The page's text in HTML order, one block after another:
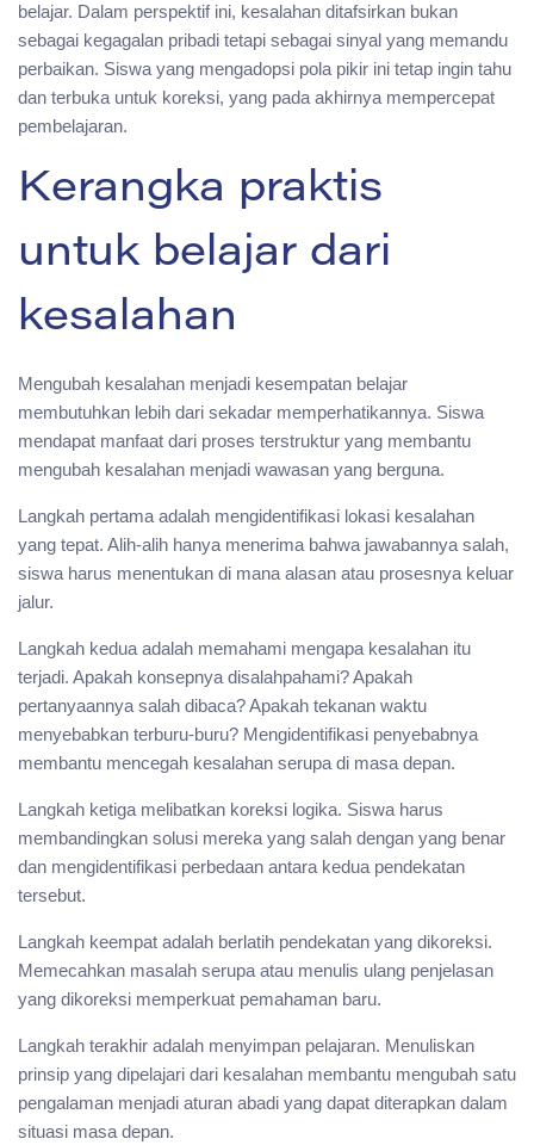
belajar. Dalam perspektif ini, kesalahan ditafsirkan bukan
sebagai kegagalan pribadi tetapi sebagai sinyal yang memandu
perbaikan. Siswa yang mengadopsi pola pikir ini tetap ingin tahu
dan terbuka untuk koreksi, yang pada akhirnya mempercepat
pembelajaran.
Kerangka praktis
untuk belajar dari
kesalahan
Mengubah kesalahan menjadi kesempatan belajar
membutuhkan lebih dari sekadar memperhatikannya. Siswa
mendapat manfaat dari proses terstruktur yang membantu
mengubah kesalahan menjadi wawasan yang berguna.
Langkah pertama adalah mengidentifikasi lokasi kesalahan
yang tepat. Alih-alih hanya menerima bahwa jawabannya salah,
siswa harus menentukan di mana alasan atau prosesnya keluar
jalur.
Langkah kedua adalah memahami mengapa kesalahan itu
terjadi. Apakah konsepnya disalahpahami? Apakah
pertanyaannya salah dibaca? Apakah tekanan waktu
menyebabkan terburu-buru? Mengidentifikasi penyebabnya
membantu mencegah kesalahan serupa di masa depan.
Langkah ketiga melibatkan koreksi logika. Siswa harus
membandingkan solusi mereka yang salah dengan yang benar
dan mengidentifikasi perbedaan antara kedua pendekatan
tersebut.
Langkah keempat adalah berlatih pendekatan yang dikoreksi.
Memecahkan masalah serupa atau menulis ulang penjelasan
yang dikoreksi memperkuat pemahaman baru.
Langkah terakhir adalah menyimpan pelajaran. Menuliskan
prinsip yang dipelajari dari kesalahan membantu mengubah satu
pengalaman menjadi aturan abadi yang dapat diterapkan dalam
situasi masa depan.